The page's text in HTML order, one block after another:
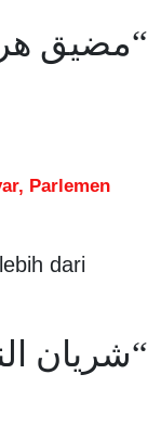
“مضيق
Parlemen
dari
“شريان